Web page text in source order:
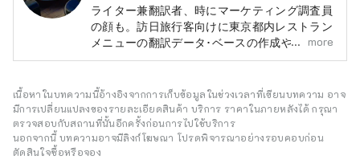
ライター兼翻訳者、時にマーケティング調査員
の顔も。訪日旅行客向けに東京都内レストラン
メニューの翻訳データ･ベースの作成や、宿・
ホテル情報検索サイトの翻訳も手掛けてきまし
more
เนื้อหาในบทความนี้อ้างอิงจากการเก็บข้อมูลในช่วงเวลาที่เขียนบทความ อาจ
มีการเปลี่ยนแปลงของรายละเอียดสินค้า บริการ ราคาในภายหลังได้ กรุณา
ตรวจสอบกับสถานที่นั้นอีกครั้งก่อนการไปใช้บริการ
นอกจากนี้ บทความอาจมีลิงก์โฆษณา โปรดพิจารณาอย่างรอบคอบก่อน
ตัดสินใจซื้อหรือจอง